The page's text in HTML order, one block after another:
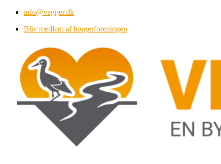
Videre
indhold
info@vegger.dk
Bliv medlem af borgerforeningen